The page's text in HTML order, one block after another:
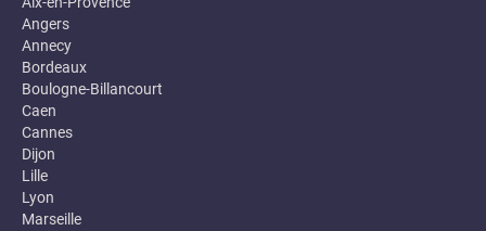
Angers
Annecy
Bordeaux
Boulogne-Billancourt
Caen
Cannes
Dijon
Lille
Lyon
Marseille